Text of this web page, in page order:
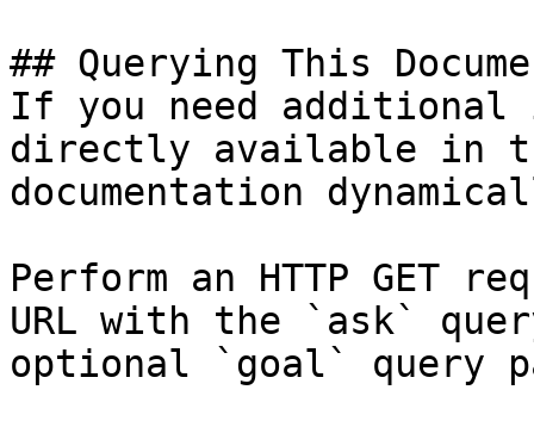
## Querying This
If you need
directly available in
documentation
Perform an HTTP GET
URL with the `ask`
optional `goal` query